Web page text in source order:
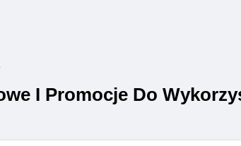
I Promocje Do